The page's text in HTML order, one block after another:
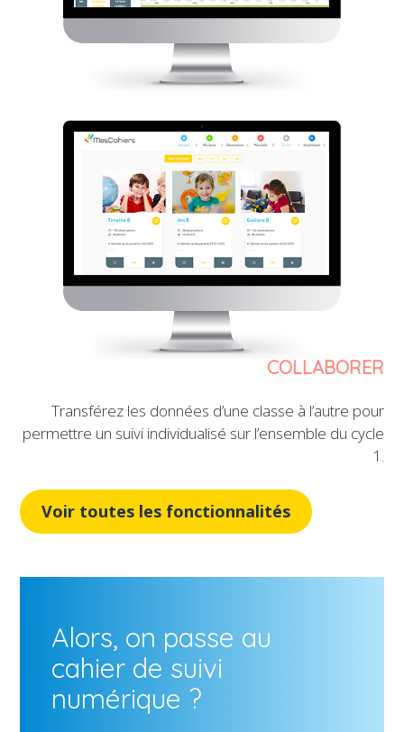
COLLABORER
Transférez les données d’une classe à l’autre pour
permettre un suivi individualisé sur l’ensemble du cycle
1.
Voir toutes les fonctionnalités
Alors, on passe au
cahier de suivi
numérique ?